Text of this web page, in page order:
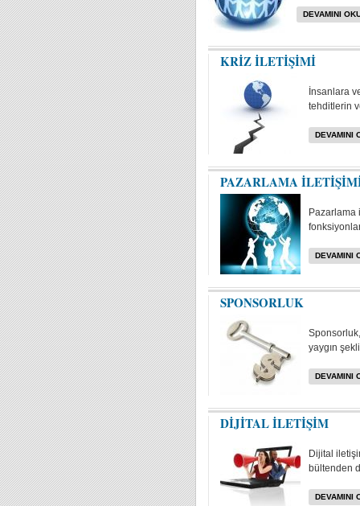
DEVAMINI
KRİZ İLETİŞİMİ
İnsanlara
tehditlerin
DEVAMINI
PAZARLAMA
Pazarlama
DEVAMINI
SPONSORLUK
yaygın
DEVAMINI
DİJİTAL İLETİŞİM
Dijital
bültenden
DEVAMINI